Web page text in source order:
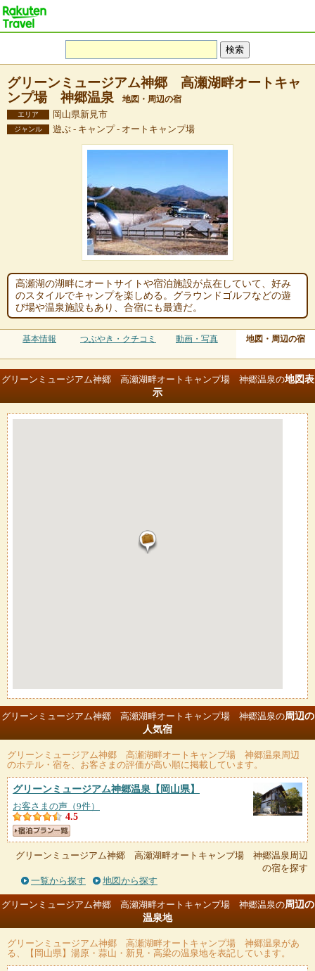
グリーンミュージアム神郷 高瀬湖畔オートキャ
ンプ場 神郷温泉
地図・周辺の宿
エリア 岡山県新見市
ジャンル 遊ぶ - キャンプ - オートキャンプ場
高瀬湖の湖畔にオートサイトや宿泊施設が点在していて、好み
のスタイルでキャンプを楽しめる。グラウンドゴルフなどの遊
び場や温泉施設もあり、合宿にも最適だ。
基本情報 つぶやき・クチコミ 動画・写真 地図・周辺の宿
グリーンミュージアム神郷 高瀬湖畔オートキャンプ場 神郷温泉の地図表
示
グリーンミュージアム神郷 高瀬湖畔オートキャンプ場 神郷温泉の周辺の
人気宿
グリーンミュージアム神郷 高瀬湖畔オートキャンプ場 神郷温泉周辺
のホテル・宿を、お客さまの評価が高い順に掲載しています。
グリーンミュージアム神郷温泉 【岡山県】
お客さまの声（9件）
4.5
グリーンミュージアム神郷 高瀬湖畔オートキャンプ場 神郷温泉周辺
の宿を探す
一覧から探す
地図から探す
グリーンミュージアム神郷 高瀬湖畔オートキャンプ場 神郷温泉の周辺の
温泉地
グリーンミュージアム神郷 高瀬湖畔オートキャンプ場 神郷温泉があ
る、【岡山県】湯原・蒜山・新見・高梁の温泉地を表記しています。